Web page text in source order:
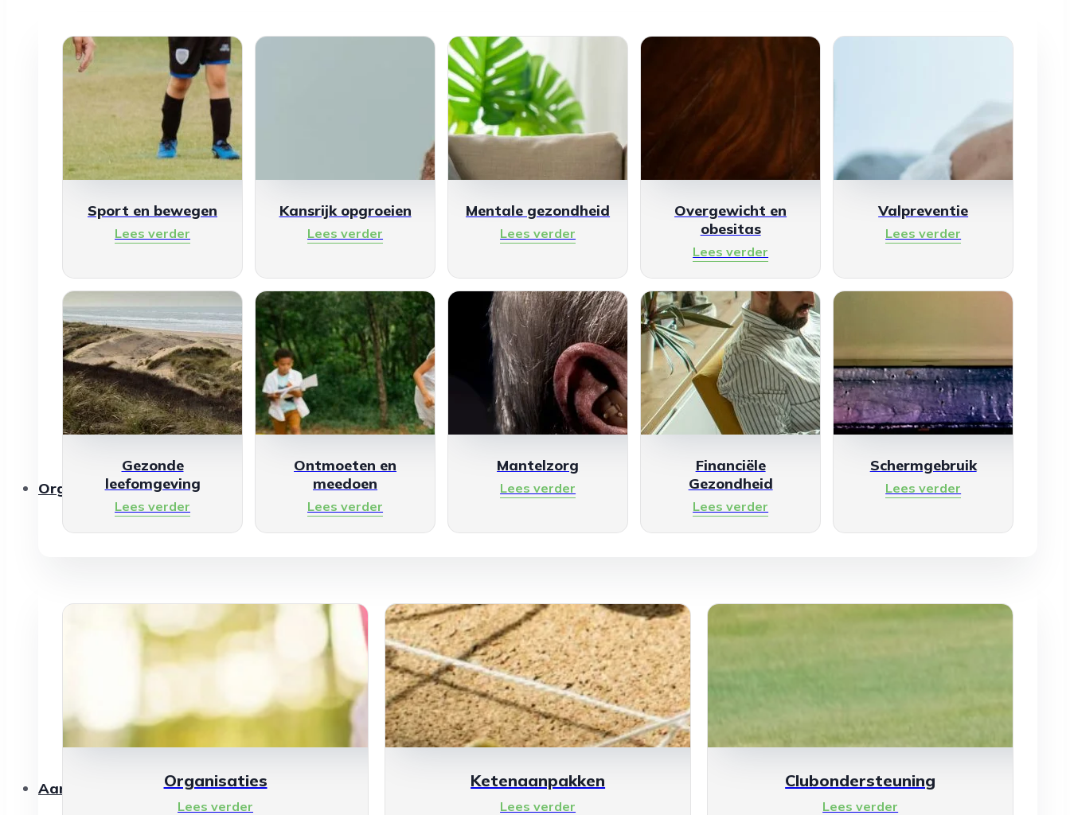
Sport en bewegen
Lees verder
Kansrijk opgroeien
Lees verder
Mentale gezondheid
Lees verder
Overgewicht en
obesitas
Lees verder
Valpreventie
Lees verder
Gezonde
leefomgeving
Lees verder
Ontmoeten en
meedoen
Lees verder
Mantelzorg
Lees verder
Financiële
Gezondheid
Lees verder
Schermgebruik
Lees verder
Organisaties
Organisaties
Lees verder
Ketenaanpakken
Lees verder
Clubondersteuning
Lees verder
Aanbod